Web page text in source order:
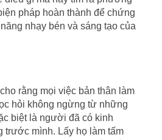
pháp hoàn thành để chứng
nhạy bén và sáng tạo của
rằng mọi việc bản thân làm
hỏi không ngừng từ những
biệt là người đã có kinh
trước mình. Lấy họ làm tấm